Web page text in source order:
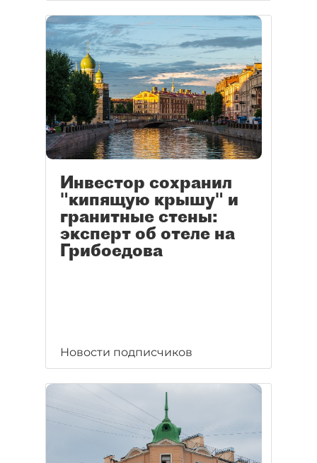
Инвестор сохранил
"кипящую крышу" и
гранитные стены:
эксперт об отеле на
Грибоедова
Новости подписчиков